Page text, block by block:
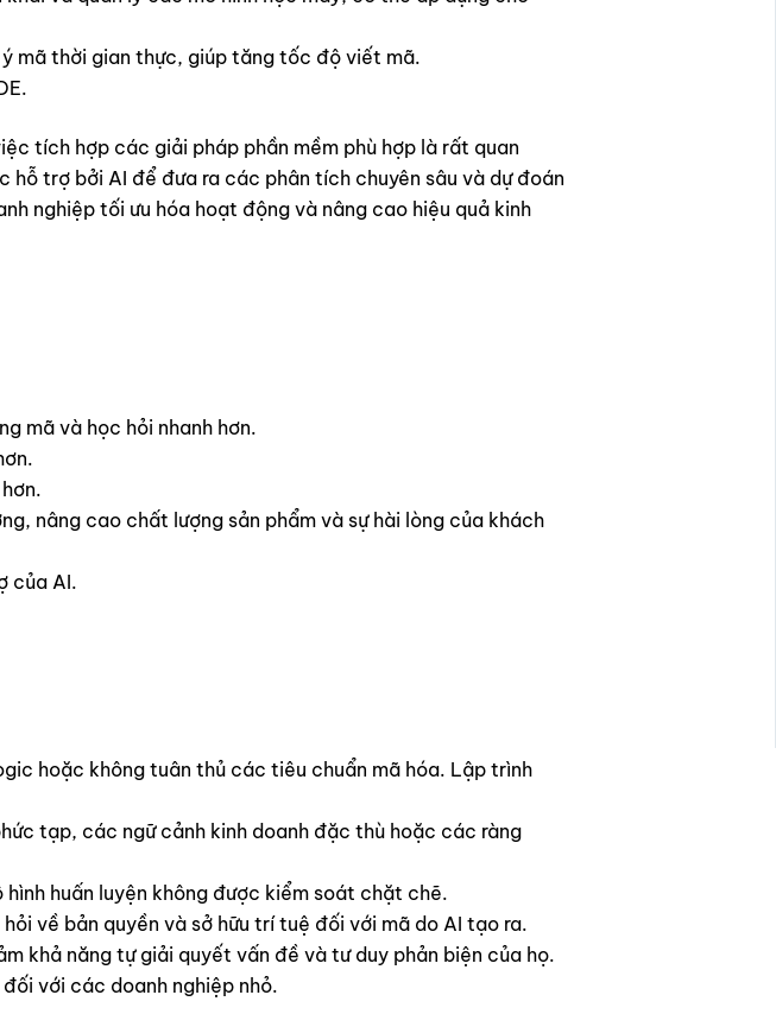
mã thời gian thực, giúp tăng tốc độ viết mã.
tích hợp các giải pháp phần mềm phù hợp là rất quan
hỗ trợ bởi AI để đưa ra các phân tích chuyên sâu và dự đoán
nghiệp tối ưu hóa hoạt động và nâng cao hiệu quả kinh
mã và học hỏi nhanh hơn.
nâng cao chất lượng sản phẩm và sự hài lòng của khách
của AI.
hoặc không tuân thủ các tiêu chuẩn mã hóa. Lập trình
tạp, các ngữ cảnh kinh doanh đặc thù hoặc các ràng
huấn luyện không được kiểm soát chặt chẽ.
về bản quyền và sở hữu trí tuệ đối với mã do AI tạo ra.
khả năng tự giải quyết vấn đề và tư duy phản biện của họ.
với các doanh nghiệp nhỏ.